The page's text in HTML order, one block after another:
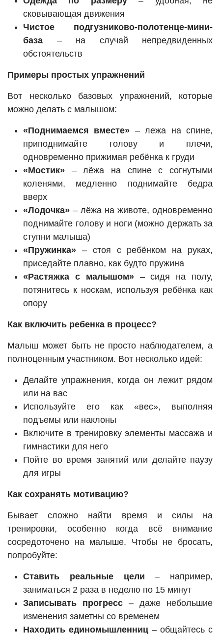
сковывающая движения
Чистое подгузниково-полотенце-мини-
база – на случай непредвиденных
обстоятельств
Примеры простых упражнений
Вот несколько базовых упражнений, которые
можно делать с малышом:
«Поднимаемся вместе» – лежа на спине,
приподнимайте голову и плечи,
одновременно прижимая ребёнка к груди
«Мостик» – лёжа на спине с согнутыми
коленями, медленно поднимайте бедра
вверх
«Лодочка» – лёжа на животе, одновременно
поднимайте голову и ноги (можно держать за
ступни малыша)
«Пружинка» – стоя с ребёнком на руках,
приседайте плавно, как будто пружина
«Растяжка с малышом»– сидя на полу,
потянитесь к носкам, используя ребёнка как
опору
Как включить ребенка в процесс?
Малыш может быть не просто наблюдателем, а
полноценным участником. Вот несколько идей:
Делайте упражнения, когда он лежит рядом
или на вас
Используйте его как «вес», выполняя
подъемы или наклоны
Включите в тренировку элементы массажа и
гимнастики для него
Пойте во время занятий или делайте паузу
для игры
Как сохранять мотивацию?
Бывает сложно найти время и силы на
тренировки, особенно когда всё внимание
сосредоточено на малыше. Чтобы не бросать,
попробуйте:
Ставить реальные цели – например,
заниматься 2 раза в неделю по 15 минут
Записывать прогресс – даже небольшие
изменения заметны со временем
Находить единомышленниц – общайтесь с